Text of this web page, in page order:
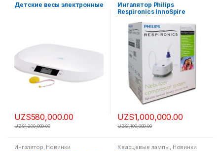
Детские весы электронные
UZS580,000.00
UZS1,200,000.00
Ингалятор Philips
Respironics InnoSpire
UZS1,000,000.00
UZS1,100,000.00
Ингалятор, Новинки Кварцевые лампы, Новинки